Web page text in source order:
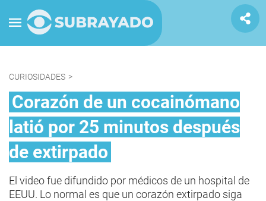
CURIOSIDADES >
Corazón de un cocainómano
latió por 25 minutos después
de extirpado
El video fue difundido por médicos de un hospital de
EEUU. Lo normal es que un corazón extirpado siga